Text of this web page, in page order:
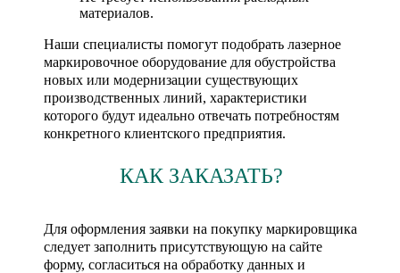
материалов.
Наши специалисты помогут подобрать лазерное
маркировочное оборудование для обустройства
новых или модернизации существующих
производственных линий, характеристики
которого будут идеально отвечать потребностям
конкретного клиентского предприятия.
КАК ЗАКАЗАТЬ?
Для оформления заявки на покупку маркировщика
следует заполнить присутствующую на сайте
форму, согласиться на обработку данных и